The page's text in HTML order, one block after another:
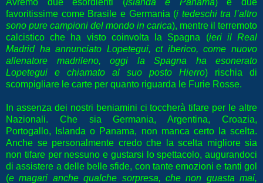
Avremo due esordienti (Islanda e Panama) e due
favoritissime come Brasile e Germania (i tedeschi tra l’altro
sono pure campioni del mondo in carica), mentre il terremoto
calcistico che ha visto coinvolta la Spagna (ieri il Real
Madrid ha annunciato Lopetegui, ct iberico, come nuovo
allenatore madrileno, oggi la Spagna ha esonerato
Lopetegui e chiamato al suo posto Hierro) rischia di
scompigliare le carte per quanto riguarda le Furie Rosse.
In assenza dei nostri beniamini ci toccherà tifare per le altre
Nazionali. Che sia Germania, Argentina, Croazia,
Portogallo, Islanda o Panama, non manca certo la scelta.
Anche se personalmente credo che la scelta migliore sia
non tifare per nessuno e gustarsi lo spettacolo, augurandoci
di assistere a delle belle sfide, con tante emozioni e tanti gol
(e magari anche qualche sorpresa, che non guasta mai,